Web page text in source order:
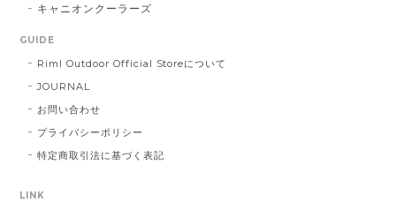
キャニオンクーラーズ
GUIDE
Riml Outdoor Official Storeについて
JOURNAL
お問い合わせ
プライバシーポリシー
特定商取引法に基づく表記
LINK